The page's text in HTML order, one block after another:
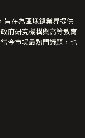
旨在為區塊鏈業界提供
府研究機構與高等教育
今市場最熱門議題，也